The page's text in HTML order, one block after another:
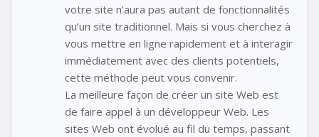
votre site n’aura pas autant de fonctionnalités
qu’un site traditionnel. Mais si vous cherchez à
vous mettre en ligne rapidement et à interagir
immédiatement avec des clients potentiels,
cette méthode peut vous convenir.
La meilleure façon de créer un site Web est
de faire appel à un développeur Web. Les
sites Web ont évolué au fil du temps, passant